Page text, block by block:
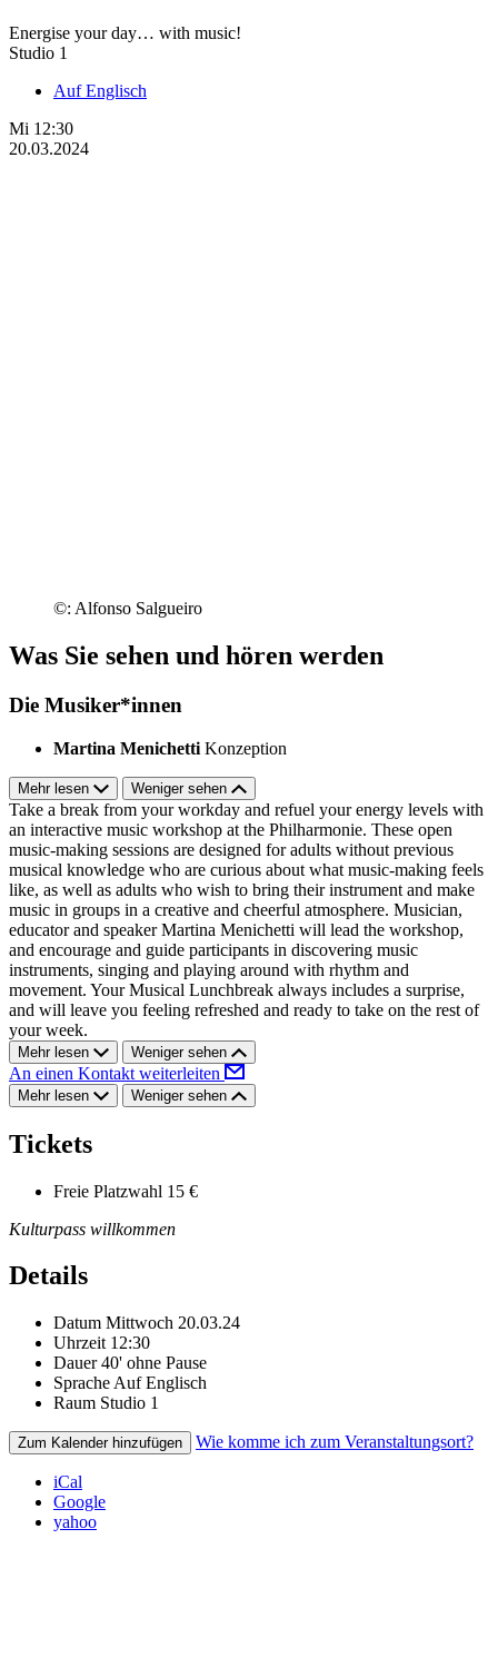
Energise your day… with music!
Studio 1
Auf Englisch
Mi 12:30
20.03.2024
©: Alfonso Salgueiro
Was Sie sehen und hören werden
Die Musiker*innen
Martina Menichetti Konzeption
Mehr lesen Weniger sehen
Take a break from your workday and refuel your energy levels with
an interactive music workshop at the Philharmonie. These open
music-making sessions are designed for adults without previous
musical knowledge who are curious about what music-making feels
like, as well as adults who wish to bring their instrument and make
music in groups in a creative and cheerful atmosphere. Musician,
educator and speaker Martina Menichetti will lead the workshop,
and encourage and guide participants in discovering music
instruments, singing and playing around with rhythm and
movement. Your Musical Lunchbreak always includes a surprise,
and will leave you feeling refreshed and ready to take on the rest of
your week.
Mehr lesen Weniger sehen
An einen Kontakt weiterleiten
Mehr lesen Weniger sehen
Tickets
Freie Platzwahl 15 €
Kulturpass willkommen
Details
Datum Mittwoch 20.03.24
Uhrzeit 12:30
Dauer 40' ohne Pause
Sprache Auf Englisch
Raum Studio 1
Zum Kalender hinzufügen Wie komme ich zum Veranstaltungsort?
iCal
Google
yahoo